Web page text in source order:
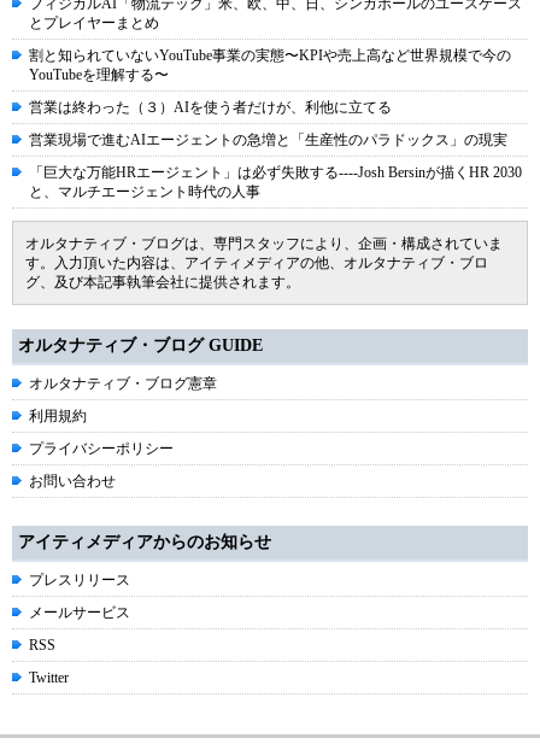
フィジカルAI「物流テック」米、欧、中、日、シンガポールのユースケース
とプレイヤーまとめ
割と知られていないYouTube事業の実態〜KPIや売上高など世界規模で今の
YouTubeを理解する〜
営業は終わった（３）AIを使う者だけが、利他に立てる
営業現場で進むAIエージェントの急増と「生産性のパラドックス」の現実
「巨大な万能HRエージェント」は必ず失敗する----Josh Bersinが描くHR 2030
と、マルチエージェント時代の人事
オルタナティブ・ブログは、専門スタッフにより、企画・構成されていま
す。入力頂いた内容は、アイティメディアの他、オルタナティブ・ブロ
グ、及び本記事執筆会社に提供されます。
オルタナティブ・ブログ GUIDE
オルタナティブ・ブログ憲章
利用規約
プライバシーポリシー
お問い合わせ
アイティメディアからのお知らせ
プレスリリース
メールサービス
RSS
Twitter